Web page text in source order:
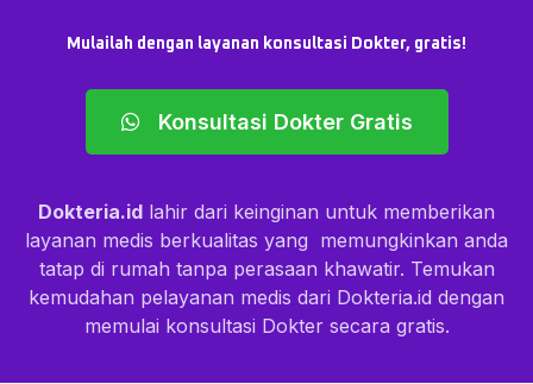
Mulailah dengan layanan konsultasi Dokter, gratis!
Konsultasi Dokter Gratis
Dokteria.id lahir dari keinginan untuk memberikan
layanan medis berkualitas yang memungkinkan anda
tatap di rumah tanpa perasaan khawatir. Temukan
kemudahan pelayanan medis dari Dokteria.id dengan
memulai konsultasi Dokter secara gratis.